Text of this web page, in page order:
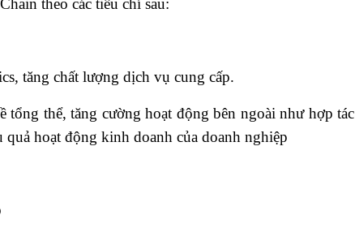
theo các tiêu chí sau:
tăng chất lượng dịch vụ cung cấp.
tổng thể, tăng cường hoạt động bên ngoài như hợp
hoạt động kinh doanh của doanh nghiệp